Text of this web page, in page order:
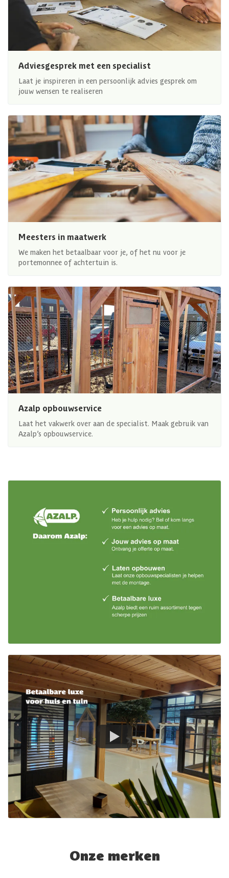
Adviesgesprek met een specialist
Laat je inspireren in een persoonlijk advies gesprek om
jouw wensen te realiseren
Meesters in maatwerk
We maken het betaalbaar voor je, of het nu voor je
portemonnee of achtertuin is.
Azalp opbouwservice
Laat het vakwerk over aan de specialist. Maak gebruik van
Azalp’s opbouwservice.
Onze merken